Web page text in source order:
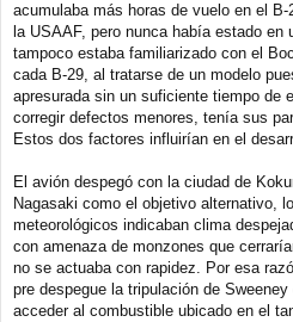
acumulaba más horas de vuelo en el
la USAAF, pero nunca había estado
tampoco estaba familiarizado con el
cada B-29, al tratarse de un modelo
apresurada sin un suficiente tiempo de
corregir defectos menores, tenía sus
Estos dos factores influirían en el
El avión despegó con la ciudad de
Nagasaki como el objetivo alternativo,
meteorológicos indicaban clima
con amenaza de monzones que
no se actuaba con rapidez. Por esa
pre despegue la tripulación de
acceder al combustible ubicado en el